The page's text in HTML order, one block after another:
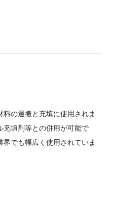
の運搬と充填に使用されま
充填剤等との併用が可能で
でも幅広く使用されていま